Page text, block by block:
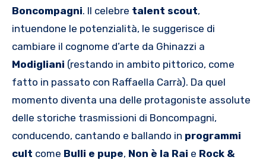
Boncompagni. Il celebre talent scout,
intuendone le potenzialità, le suggerisce di
cambiare il cognome d’arte da Ghinazzi a
Modigliani (restando in ambito pittorico, come
fatto in passato con Raffaella Carrà). Da quel
momento diventa una delle protagoniste assolute
delle storiche trasmissioni di Boncompagni,
conducendo, cantando e ballando in programmi
cult come Bulli e pupe, Non è la Rai e Rock &